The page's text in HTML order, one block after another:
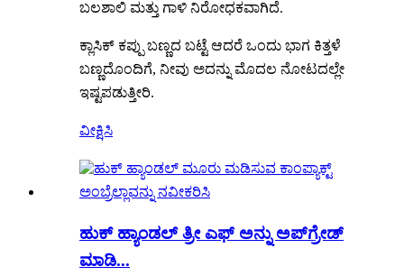
ಬಲಶಾಲಿ ಮತ್ತು ಗಾಳಿ ನಿರೋಧಕವಾಗಿದೆ.
ಕ್ಲಾಸಿಕ್ ಕಪ್ಪು ಬಣ್ಣದ ಬಟ್ಟೆ ಆದರೆ ಒಂದು ಭಾಗ ಕಿತ್ತಳೆ
ಬಣ್ಣದೊಂದಿಗೆ, ನೀವು ಅದನ್ನು ಮೊದಲ ನೋಟದಲ್ಲೇ
ಇಷ್ಟಪಡುತ್ತೀರಿ.
ವೀಕ್ಷಿಸಿ
ಹುಕ್ ಹ್ಯಾಂಡಲ್ ತ್ರೀ ಎಫ್ ಅನ್ನು ಅಪ್‌ಗ್ರೇಡ್
ಮಾಡಿ...